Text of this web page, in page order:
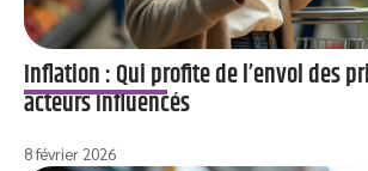
Inflation : Qui profite de l’envol des
acteurs influencés
8 février 2026